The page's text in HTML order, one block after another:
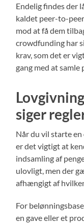
Endelig findes der
kaldet peer-to-
mod at få dem
crowdfunding har
krav, som det er
gang med at samle
siger
Når du vil starte
er det vigtigt at
indsamling af
ulovligt, men der
afhængigt af
For
en gave eller et